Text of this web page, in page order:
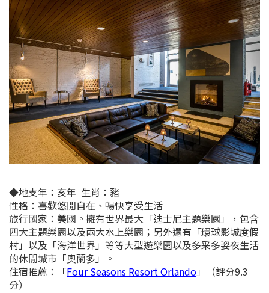
◆地支年： 亥年 生肖：豬
性格：喜歡悠閒自在、暢快享受生活
旅行國家：美國。擁有世界最大「迪士尼主題樂園」，包含
四大主題樂園以及兩大水上樂園；另外還有「環球影城度假
村」以及「海洋世界」等等大型遊樂園以及多采多姿夜生活
的休閒城市 「奧蘭多」。
住宿推薦：
「Four Seasons Resort Orlando」（評分9.3
分）